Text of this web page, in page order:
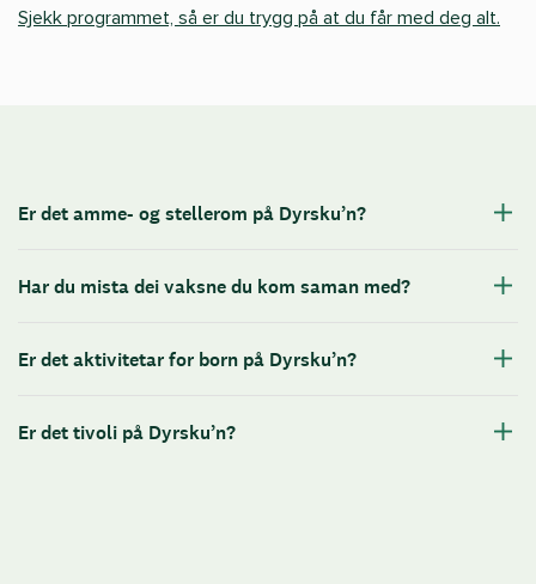
Sjekk programmet, så er du trygg på at du får med deg alt.
Er det amme- og stellerom på Dyrsku’n?
Har du mista dei vaksne du kom saman med?
Er det aktivitetar for born på Dyrsku’n?
Er det tivoli på Dyrsku’n?